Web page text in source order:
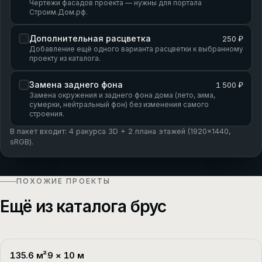
Чертежи фасадов проекта — нужны для портала
Строим.Дом.рф.
Дополнительная расцветка 250 ₽
Добавление ещё одного варианта расцветки к выбранному
проекту из каталога.
Замена заднего фона 1 500 ₽
Замена окружения и заднего фона дома (лето, зима,
сумерки, нейтральный фон) без изменения самого
строения.
В пакет входит: 4 ракурса 3D + 2 плана этажей (1920×1440,
sRGB).
ПОХОЖИЕ ПРОЕКТЫ
Ещё из каталога брус
П-1
135.6 м²9 × 10 м